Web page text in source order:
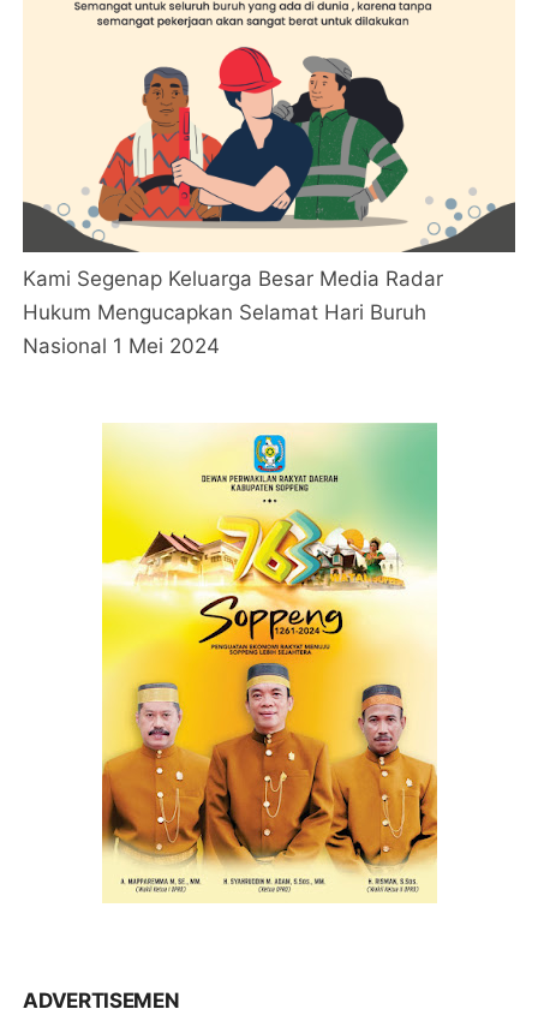
Kami Segenap Keluarga Besar Media Radar
Hukum Mengucapkan Selamat Hari Buruh
Nasional 1 Mei 2024
ADVERTISEMEN